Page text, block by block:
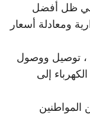
في ظل أفضل
ومعادلة أسعار
، توصيل ووصول
إلى
المواطنين